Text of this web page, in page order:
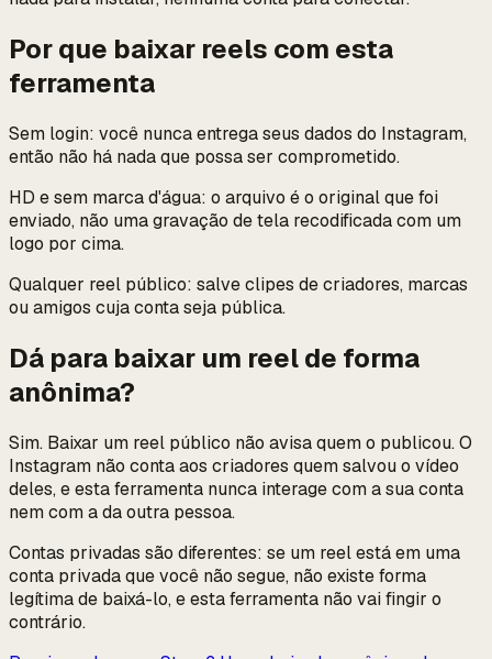
Por que baixar reels com esta
ferramenta
Sem login: você nunca entrega seus dados do Instagram,
então não há nada que possa ser comprometido.
HD e sem marca d'água: o arquivo é o original que foi
enviado, não uma gravação de tela recodificada com um
logo por cima.
Qualquer reel público: salve clipes de criadores, marcas
ou amigos cuja conta seja pública.
Dá para baixar um reel de forma
anônima?
Sim. Baixar um reel público não avisa quem o publicou. O
Instagram não conta aos criadores quem salvou o vídeo
deles, e esta ferramenta nunca interage com a sua conta
nem com a da outra pessoa.
Contas privadas são diferentes: se um reel está em uma
conta privada que você não segue, não existe forma
legítima de baixá-lo, e esta ferramenta não vai fingir o
contrário.